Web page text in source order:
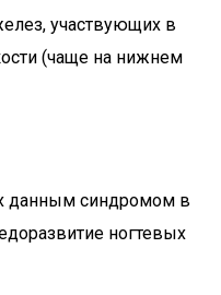
участвующих в
(чаще на нижнем
данным синдромом в
ногтевых